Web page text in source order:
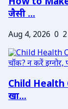
जैसी ...
Aug 4, 2026 0 2
Child Health
खा...